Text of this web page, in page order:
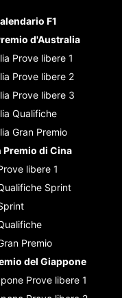
F1
d'Australia
Prove libere 1
Prove libere 2
Prove libere 3
Qualifiche
Gran Premio
Premio di Cina
libere 1
Sprint
Premio
del Giappone
Prove libere 1